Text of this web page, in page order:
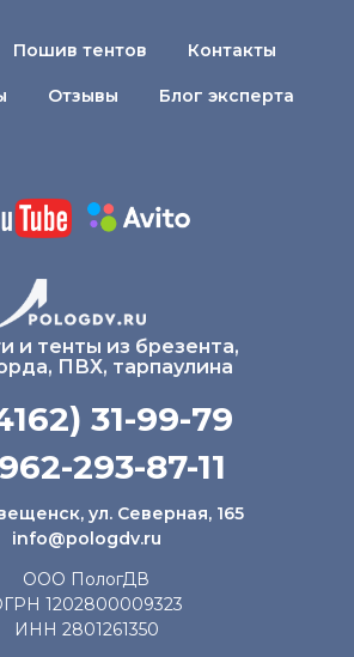
Пошив тентов Контакты
Отзывы Блог эксперта
и тенты из брезента,
ПВХ, тарпаулина
ООО ПологДВ
1202800009323
ИНН 2801261350
31-99-79
ул. Северная, 165
info@pologdv.ru
293-87-11